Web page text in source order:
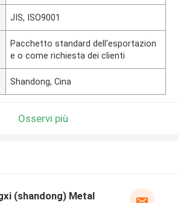
JIS, ISO9001
Pacchetto standard dell'esportazion
e o come richiesta dei clienti
Shandong, Cina
Osservi più
(shandong) Metal